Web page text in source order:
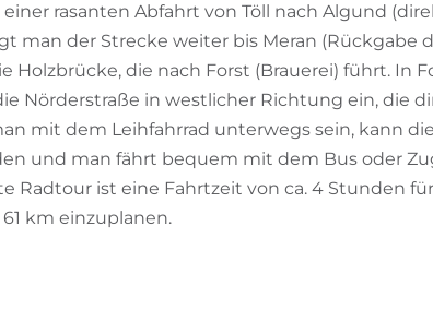
rasanten Abfahrt von Töll nach Algund
man der Strecke weiter bis Meran (Rückgabe
Holzbrücke, die nach Forst (Brauerei) führt. In
Nörderstraße in westlicher Richtung ein, die
mit dem Leihfahrrad unterwegs sein, kann
und man fährt bequem mit dem Bus oder
Radtour ist eine Fahrtzeit von ca. 4 Stunden
km einzuplanen.